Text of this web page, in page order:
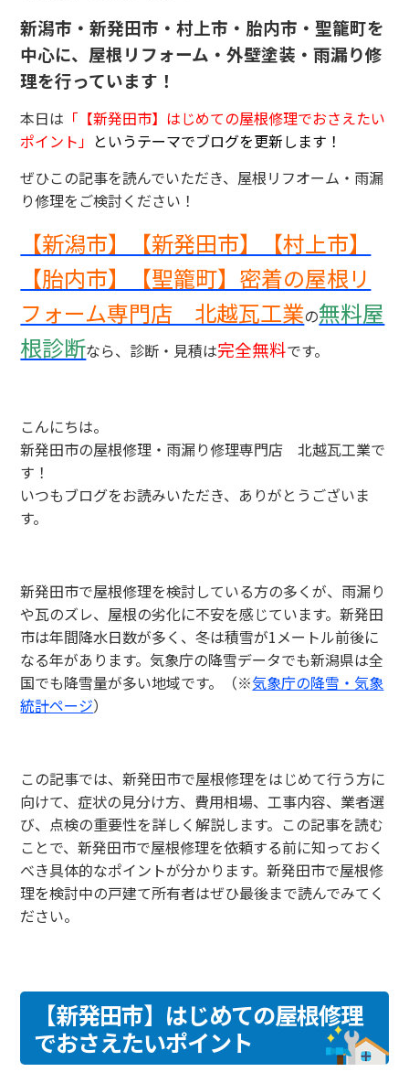
新潟市・新発田市・村上市・胎内市・聖籠町を
中心に、屋根リフォーム・外壁塗装・雨漏り修
理を行っています！
本日は 「 【新発田市】はじめての屋根修理でおさえたい
ポイント」 というテーマでブログを更新します！
ぜひこの記事を読んでいただき、屋根リフオーム・雨漏
り修理をご検討ください！
【新潟市】【新発田市】【村上市】
【胎内市】【聖籠町】密着の屋根リ
フォーム専門店 北越瓦工業の無料屋
根診断なら、診断・見積は完全無料です。
こんにちは。
新発田市の屋根修理・雨漏り修理専門店 北越瓦工業で
す！
いつもブログをお読みいただき、ありがとうございま
す。
新発田市で屋根修理を検討している方の多くが、雨漏り
や瓦のズレ、屋根の劣化に不安を感じています。新発田
市は年間降水日数が多く、冬は積雪が1メートル前後に
なる年があります。気象庁の降雪データでも新潟県は全
国でも降雪量が多い地域です。（※気象庁の降雪・気象
統計ページ）
この記事では、新発田市で屋根修理をはじめて行う方に
向けて、症状の見分け方、費用相場、工事内容、業者選
び、点検の重要性を詳しく解説します。この記事を読む
ことで、新発田市で屋根修理を依頼する前に知っておく
べき具体的なポイントが分かります。新発田市で屋根修
理を検討中の戸建て所有者はぜひ最後まで読んでみてく
ださい。
【新発田市】はじめての屋根修理
でおさえたいポイント